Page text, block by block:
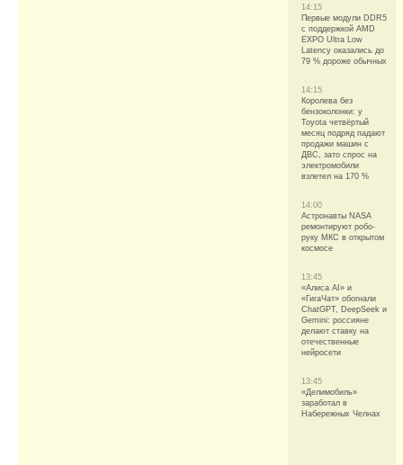
14:15
Первые модули DDR5
с поддержкой AMD
EXPO Ultra Low
Latency оказались до
79 % дороже обычных
14:15
Королева без
бензоколонки: у
Toyota четвёртый
месяц подряд падают
продажи машин с
ДВС, зато спрос на
электромобили
взлетел на 170 %
14:00
Астронавты NASA
ремонтируют робо-
руку МКС в открытом
космосе
13:45
«Алиса AI» и
«ГигаЧат» обогнали
ChatGPT, DeepSeek и
Gemini: россияне
делают ставку на
отечественные
нейросети
13:45
«Делимобиль»
заработал в
Набережных Челнах